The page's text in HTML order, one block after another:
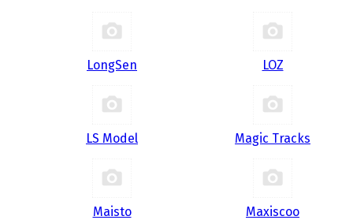
LongSen LOZ
LS Model Magic Tracks
Maisto Maxiscoo